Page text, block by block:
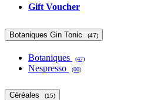
Gift Voucher
Botaniques Gin Tonic (47)
Botaniques (47)
Nespresso (00)
Céréales (15)